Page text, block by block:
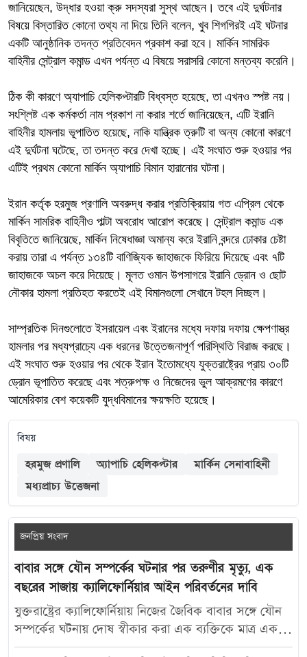
জানিয়েছেন, উদ্ধার হওয়া ক্রু সদস্যরা সুস্থ আছেন। তবে এই দুর্ঘটনার
বিষয়ে বিস্তারিত কোনো তথ্য না দিয়ে তিনি বলেন, খুব শিগগিরই এই ঘটনার
একটি আনুষ্ঠানিক তদন্ত প্রতিবেদন প্রকাশ করা হবে। মার্কিন সামরিক
বাহিনীর সেন্ট্রাল কমান্ড এখন পর্যন্ত এ বিষয়ে সরাসরি কোনো মন্তব্য করেনি।
ঠিক কী কারণে অ্যাপাচি হেলিকপ্টারটি বিধ্বস্ত হয়েছে, তা এখনও স্পষ্ট নয়।
সংশ্লিষ্ট এক কর্মকর্তা নাম প্রকাশ না করার শর্তে জানিয়েছেন, এটি ইরানি
বাহিনীর হামলায় ভূপাতিত হয়েছে, নাকি যান্ত্রিক ত্রুটি বা অন্য কোনো কারণে
এই দুর্ঘটনা ঘটেছে, তা তদন্ত করে দেখা হচ্ছে। এই সংঘাত শুরু হওয়ার পর
এটিই প্রথম কোনো মার্কিন অ্যাপাচি বিমান হারানোর ঘটনা।
ইরান কর্তৃক হরমুজ প্রণালি অবরুদ্ধ করার প্রতিক্রিয়ায় গত এপ্রিল থেকে
মার্কিন সামরিক বাহিনীও পাল্টা অবরোধ আরোপ করেছে। সেন্ট্রাল কমান্ড এক
বিবৃতিতে জানিয়েছে, মার্কিন নিষেধাজ্ঞা অমান্য করে ইরানি বন্দরে ঢোকার চেষ্টা
করায় তারা এ পর্যন্ত ১৩৪টি বাণিজ্যিক জাহাজকে ফিরিয়ে দিয়েছে এবং ৭টি
জাহাজকে অচল করে দিয়েছে। মূলত ওমান উপসাগরে ইরানি ড্রোন ও ছোট
নৌকার হামলা প্রতিহত করতেই এই বিমানগুলো সেখানে টহল দিচ্ছল।
সাম্প্রতিক দিনগুলোতে ইসরায়েল এবং ইরানের মধ্যে দফায় দফায় ক্ষেপণাস্ত্র
হামলার পর মধ্যপ্রাচ্যে এক ধরনের উত্তেজনাপূর্ণ পরিস্থিতি বিরাজ করছে।
এই সংঘাত শুরু হওয়ার পর থেকে ইরান ইতোমধ্যে যুক্তরাষ্ট্রের প্রায় ৩০টি
ড্রোন ভূপাতিত করেছে এবং শত্রুপক্ষ ও নিজেদের ভুল আক্রমণের কারণে
আমেরিকার বেশ কয়েকটি যুদ্ধবিমানের ক্ষয়ক্ষতি হয়েছে।
বিষয়
হরমুজ প্রণালি অ্যাপাচি হেলিকপ্টার
মার্কিন সেনাবাহিনী
মধ্যপ্রাচ্য উত্তেজনা
জনপ্রিয় সংবাদ
বাবার সঙ্গে যৌন সম্পর্কের ঘটনার পর তরুণীর মৃত্যু, এক
বছরের সাজায় ক্যালিফোর্নিয়ার আইন পরিবর্তনের দাবি
যুক্তরাষ্ট্রের ক্যালিফোর্নিয়ায় নিজের জৈবিক বাবার সঙ্গে যৌন
সম্পর্কের ঘটনায় দোষ স্বীকার করা এক ব্যক্তিকে মাত্র এক
বছরের কারাদণ্ড দেওয়ায় নতুন করে বিতর্ক তৈরি হয়েছে।